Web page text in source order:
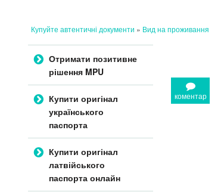
Купуйте автентичні документи » Вид на проживання
коментар
Перейти до вмісту
Отримати позитивне
рішення MPU
Купити оригінал
українського
паспорта
Купити оригінал
латвійського
паспорта онлайн